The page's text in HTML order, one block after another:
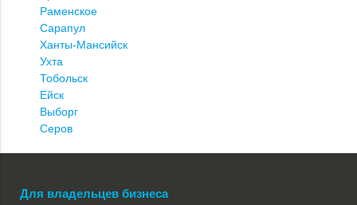
Раменское
Сарапул
Ханты-Мансийск
Ухта
Тобольск
Ейск
Выборг
Серов
Для владельцев бизнеса